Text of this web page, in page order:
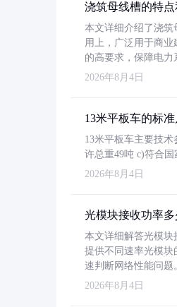
浇筑母线槽的特
本文详细介绍了浇筑
用上，广泛用于商
的高要求，保障电力
2026年8月4日
13米平板车的标
13米平板车主要技术
许总重49吨 c)符合
2026年8月4日
光模块接收功率多
本文详细解答光模块
提供不同速率光模
速判断网络性能问题
2026年8月4日